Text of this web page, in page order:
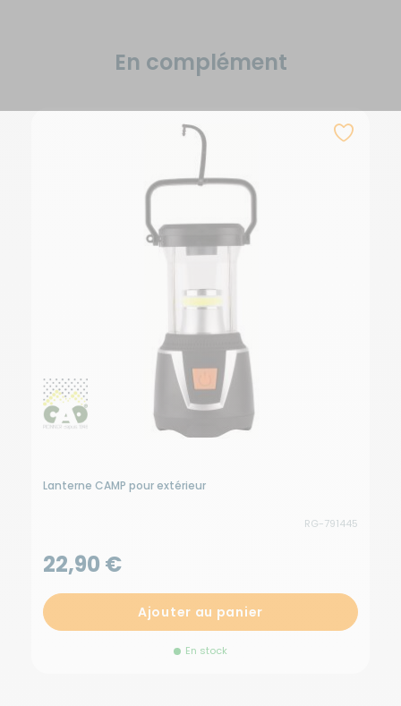
En complément
Lanterne CAMP pour extérieur
RG-791445
22,90 €
Ajouter au panier
En stock